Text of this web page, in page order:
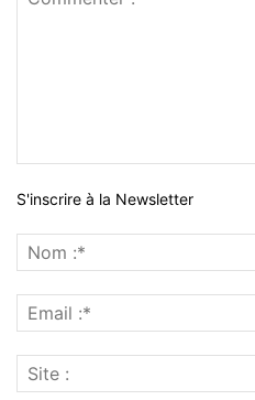
S'inscrire à la Newsletter